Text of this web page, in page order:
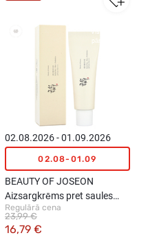
Vislabāk
pārdotie
02.08.2026 - 01.09.2026
02.08-01.09
BEAUTY OF JOSEON
Aizsargkrēms pret saules
stariem SPF50+ PA++++
sejas ādai, 50ml
Regulārā cena
16,79 €
23,99 €